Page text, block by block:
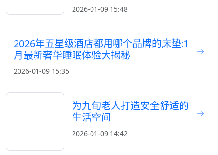
2026-01-09 15:48
2026年五星级酒店都用哪个品牌的床垫:1
月最新奢华睡眠体验大揭秘
2026-01-09 15:35
为九旬老人打造安全舒适的
生活空间
2026-01-09 14:42